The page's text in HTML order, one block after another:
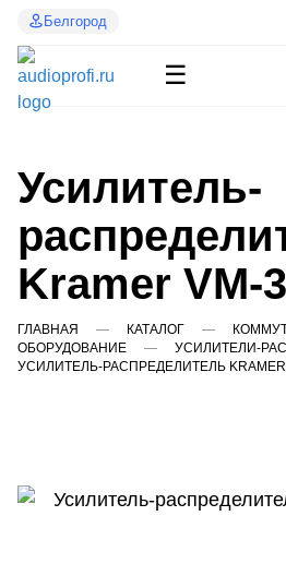
Белгород
☰
Усилитель-
Kramer VM-
ГЛАВНАЯ КАТАЛОГ
ОБОРУДОВАНИЕ
УСИЛИТЕЛИ-
УСИЛИТЕЛЬ-РАСПРЕДЕЛИТЕЛЬ KRAMER